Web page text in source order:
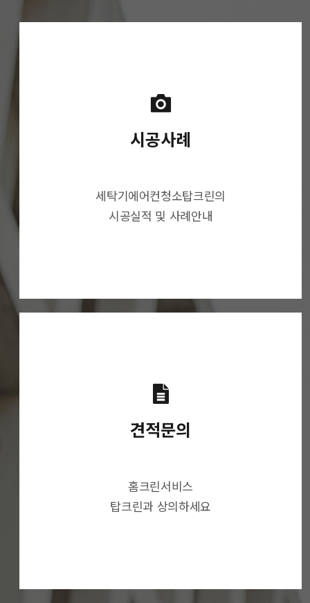
시공사례
세탁기에어컨청소탑크린의
시공실적 및 사례안내
견적문의
홈크린서비스
탑크린과 상의하세요